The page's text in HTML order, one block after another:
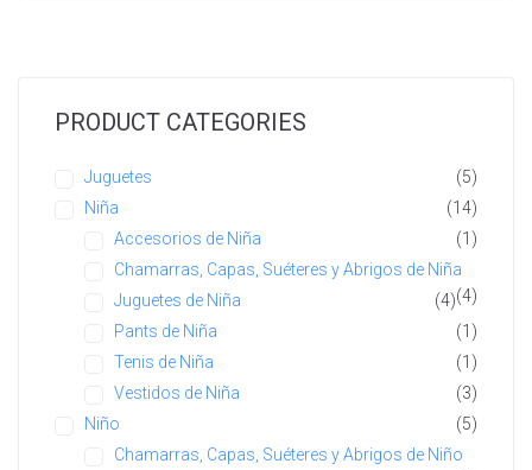
PRODUCT CATEGORIES
Juguetes
(5)
Niña
(14)
Accesorios de Niña
(1)
Chamarras, Capas, Suéteres y Abrigos de Niña
(4)
Juguetes de Niña
(4)
Pants de Niña
(1)
Tenis de Niña
(1)
Vestidos de Niña
(3)
Niño
(5)
Chamarras, Capas, Suéteres y Abrigos de Niño